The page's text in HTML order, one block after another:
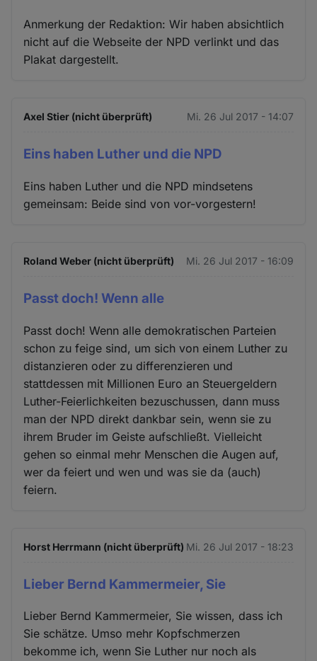
Anmerkung der Redaktion: Wir haben absichtlich
nicht auf die Webseite der NPD verlinkt und das
Plakat dargestellt.
Axel Stier (nicht überprüft) Mi. 26 Jul 2017 - 14:07
Eins haben Luther und die NPD
Eins haben Luther und die NPD mindsetens
gemeinsam: Beide sind von vor-vorgestern!
Roland Weber (nicht überprüft) Mi. 26 Jul 2017 - 16:09
Passt doch! Wenn alle
Passt doch! Wenn alle demokratischen Parteien
schon zu feige sind, um sich von einem Luther zu
distanzieren oder zu differenzieren und
stattdessen mit Millionen Euro an Steuergeldern
Luther-Feierlichkeiten bezuschussen, dann muss
man der NPD direkt dankbar sein, wenn sie zu
ihrem Bruder im Geiste aufschließt. Vielleicht
gehen so einmal mehr Menschen die Augen auf,
wer da feiert und wen und was sie da (auch)
feiern.
Horst Herrmann (nicht überprüft) Mi. 26 Jul 2017 - 18:23
Lieber Bernd Kammermeier, Sie
Lieber Bernd Kammermeier, Sie wissen, dass ich
Sie schätze. Umso mehr Kopfschmerzen
bekomme ich, wenn Sie Luther nur noch als